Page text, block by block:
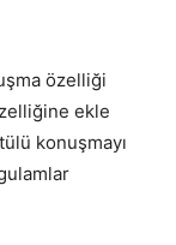
özelliği
ekle
konuşmayı